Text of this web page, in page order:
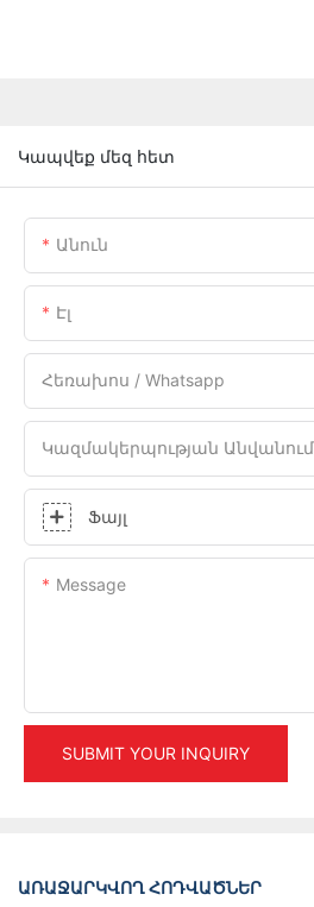
Կապվեք մեզ հետ
Անուն
Էլ
Հեռախոս / Whatsapp
Կազմակերպության
Ֆայլ
Message
SUBMIT YOUR INQUIRY
ԱՌԱՋԱՐԿՎՈՂ ՀՈԴՎԱԾՆԵՐ